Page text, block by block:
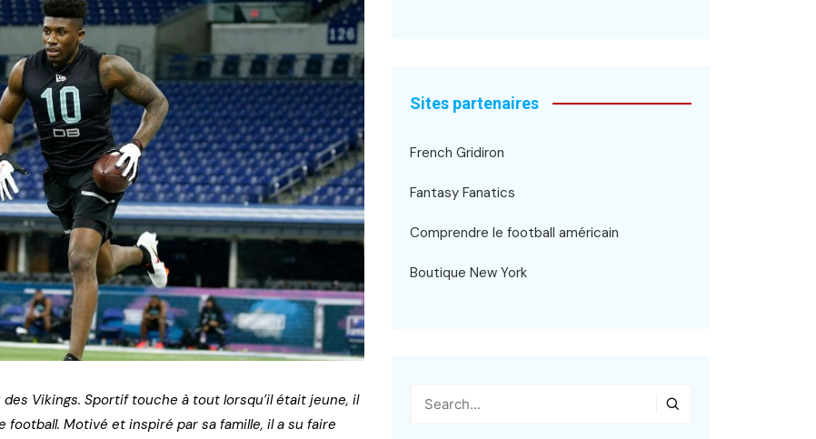
Vikings. Sportif touche à tout lorsqu’il était jeune, il
Motivé et inspiré par sa famille, il a su faire
Sites partenaires
French Gridiron
Fantasy Fanatics
Comprendre le football américain
Boutique New York